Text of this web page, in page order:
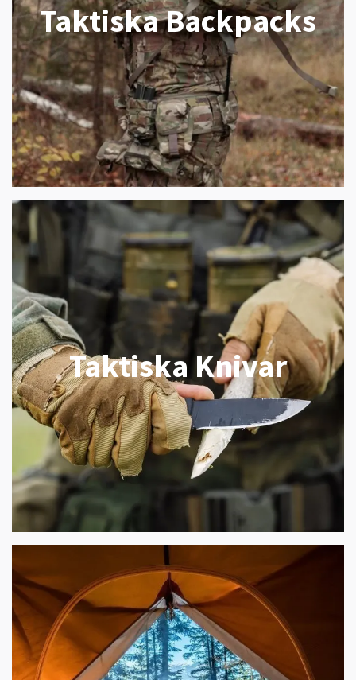
Taktiska Backpacks
Taktiska Knivar